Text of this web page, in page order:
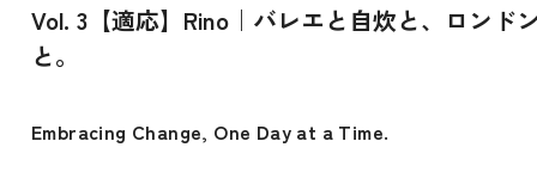
Vol. 3【適応】Rino｜バレエと自炊と、ロンド
と。
Embracing Change, One Day at a Time.